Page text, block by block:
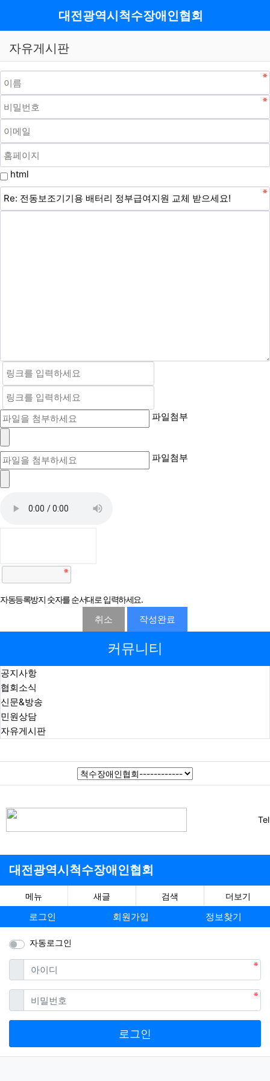
대전광역시척수장애인협회
자유게시판
html
파일첨부
파일첨부
자동등록방지 숫자를 순서대로 입력하세요.
취소 작성완료
커뮤니티
공지사항
협회소식
신문&방송
민원상담
자유게시판
대전광역시척수장애인협회
메뉴 새글 검색 더보기
로그인 회원가입 정보찾기
자동로그인
아이디필수
비밀번호필수
로그인